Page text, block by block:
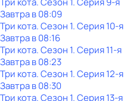
Завтра в 08:09
Три кота. Сезон 1. Серия 10-я
Завтра в 08:16
Три кота. Сезон 1. Серия 11-я
Завтра в 08:23
Три кота. Сезон 1. Серия 12-я
Завтра в 08:30
Три кота. Сезон 1. Серия 13-я